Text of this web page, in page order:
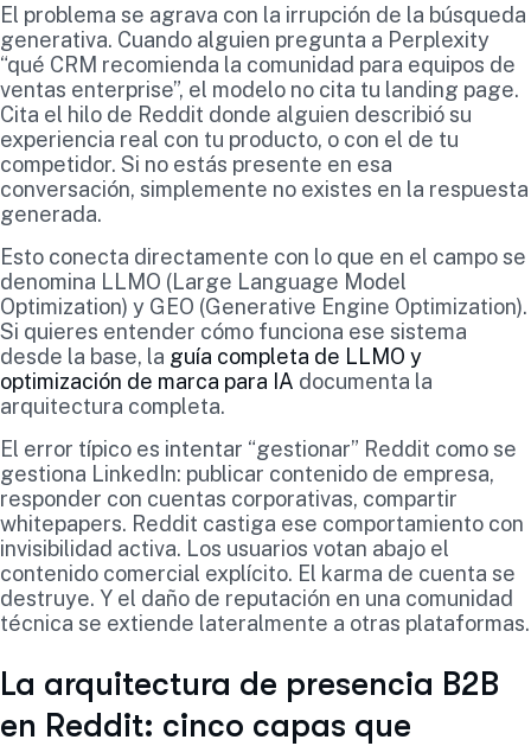
El problema se agrava con la irrupción de la búsqueda
generativa. Cuando alguien pregunta a Perplexity
“qué CRM recomienda la comunidad para equipos de
ventas enterprise”, el modelo no cita tu landing page.
Cita el hilo de Reddit donde alguien describió su
experiencia real con tu producto, o con el de tu
competidor. Si no estás presente en esa
conversación, simplemente no existes en la respuesta
generada.
Esto conecta directamente con lo que en el campo se
denomina LLMO (Large Language Model
Optimization) y GEO (Generative Engine Optimization).
Si quieres entender cómo funciona ese sistema
desde la base, la guía completa de LLMO y
optimización de marca para IA documenta la
arquitectura completa.
El error típico es intentar “gestionar” Reddit como se
gestiona LinkedIn: publicar contenido de empresa,
responder con cuentas corporativas, compartir
whitepapers. Reddit castiga ese comportamiento con
invisibilidad activa. Los usuarios votan abajo el
contenido comercial explícito. El karma de cuenta se
destruye. Y el daño de reputación en una comunidad
técnica se extiende lateralmente a otras plataformas.
La arquitectura de presencia B2B
en Reddit: cinco capas que